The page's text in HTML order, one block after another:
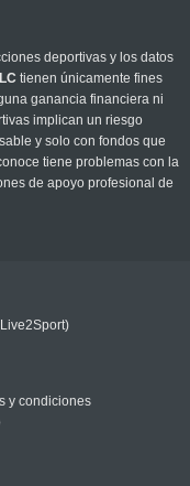
deportivas y los datos
tienen únicamente fines
ganancia financiera ni
implican un riesgo
y solo con fondos que
tiene problemas con la
de apoyo profesional de
y condiciones